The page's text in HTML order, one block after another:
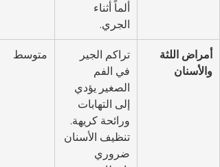
ألماً أثناء
الجري.
أمراض اللثة
والأسنان
تراكم الجير
في الفم
الصغير يؤدي
إلى التهابات
ورائحة كريهة.
تنظيف الأسنان
ضروري
متوسط